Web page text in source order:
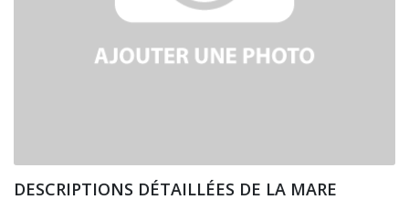
DESCRIPTIONS DÉTAILLÉES DE LA MARE